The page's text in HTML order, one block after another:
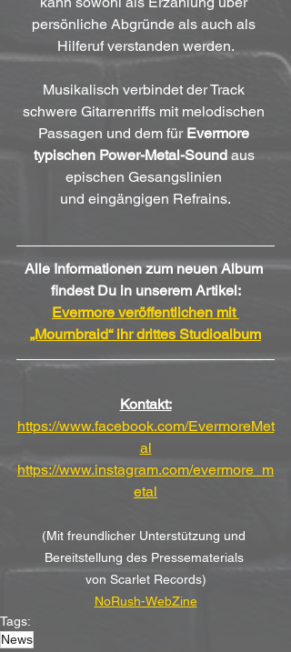
persönliche Abgründe als auch als
Hilferuf verstanden werden.
Musikalisch verbindet der Track
schwere Gitarrenriffs mit melodischen
Passagen und dem für Evermore
typischen Power-Metal-Sound aus
epischen Gesangslinien
und eingängigen Refrains.
Alle Informationen zum neuen Album
findest Du in unserem Artikel:
Evermore veröffentlichen mit
„Mournbraid“ ihr drittes Studioalbum
Kontakt:
https://www.facebook.com/EvermoreMet
al
https://www.instagram.com/evermore_m
etal
(Mit freundlicher Unterstützung und
Bereitstellung des Pressematerials
von Scarlet Records)
NoRush-WebZine
Tags:
News